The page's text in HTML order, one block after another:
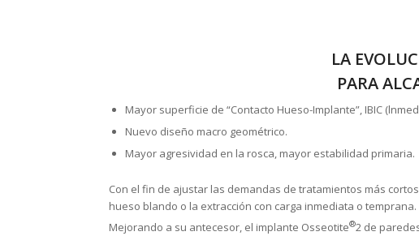
LA
PARA
Mayor superficie de “Contacto Hueso-Implante”, IBIC
Nuevo diseño macro geométrico.
Mayor agresividad en la rosca, mayor estabilidad primaria.
Con el fin de ajustar las demandas de tratamientos más
hueso blando o la extracción con carga inmediata o
Mejorando a su antecesor, el implante Osseotite®2 de